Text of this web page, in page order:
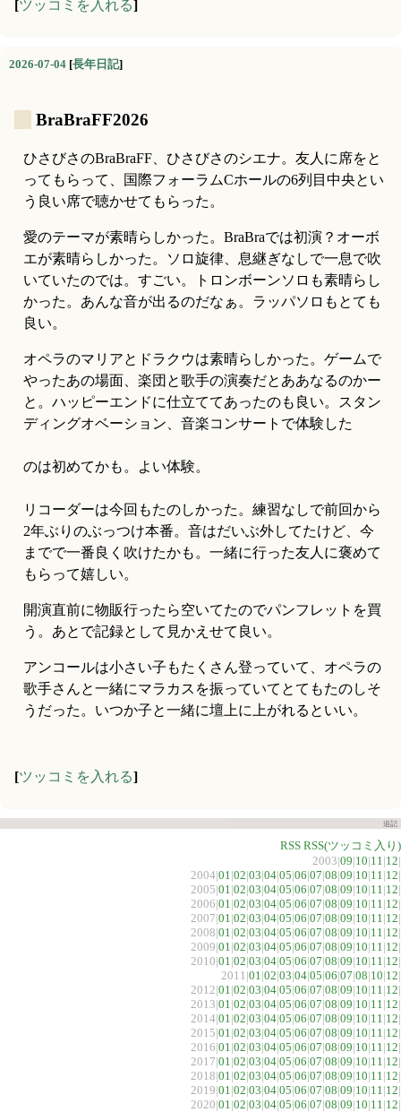
[ツッコミを入れる]
2026-07-04 [長年日記]
BraBraFF2026
ひさびさのBraBraFF、ひさびさのシエナ。友人に席をと
ってもらって、国際フォーラムCホールの6列目中央とい
う良い席で聴かせてもらった。
愛のテーマが素晴らしかった。BraBraでは初演？オーボ
エが素晴らしかった。ソロ旋律、息継ぎなしで一息で吹
いていたのでは。すごい。トロンボーンソロも素晴らし
かった。あんな音が出るのだなぁ。ラッパソロもとても
良い。
オペラのマリアとドラクウは素晴らしかった。ゲームで
やったあの場面、楽団と歌手の演奏だとああなるのかー
と。ハッピーエンドに仕立ててあったのも良い。スタン
ディングオベーション、音楽コンサートで体験した
のは初めてかも。よい体験。
リコーダーは今回もたのしかった。練習なしで前回から
2年ぶりのぶっつけ本番。音はだいぶ外してたけど、今
までで一番良く吹けたかも。一緒に行った友人に褒めて
もらって嬉しい。
開演直前に物販行ったら空いてたのでパンフレットを買
う。あとで記録として見かえせて良い。
アンコールは小さい子もたくさん登っていて、オペラの
歌手さんと一緒にマラカスを振っていてとてもたのしそ
うだった。いつか子と一緒に壇上に上がれるといい。
[ツッコミを入れる]
追記
RSS RSS(ツッコミ入り)
2003|09|10|11 |12|
2004|01 |02|03|04|05|06|07|08|09|10|11 |12|
2005|01 |02|03|04|05|06|07|08|09|10|11 |12|
2006|01 |02|03|04|05|06|07|08|09|10|11 |12|
2007|01 |02|03|04|05|06|07|08|09|10|11 |12|
2008|01 |02|03|04|05|06|07|08|09|10|11 |12|
2009|01 |02|03|04|05|06|07|08|09|10|11 |12|
2010|01 |02|03|04|05|06|07|08|09|10|11 |12|
2011|01 |02|03|04|05|06|07|08|10|12|
2012|01 |02|03|04|05|06|07|08|09|10|11 |12|
2013|01 |02|03|04|05|06|07|08|09|10|11 |12|
2014|01 |02|03|04|05|06|07|08|09|10|11 |12|
2015|01 |02|03|04|05|06|07|08|09|10|11 |12|
2016|01 |02|03|04|05|06|07|08|09|10|11 |12|
2017|01 |02|03|04|05|06|07|08|09|10|11 |12|
2018|01 |02|03|04|05|06|07|08|09|10|11 |12|
2019|01 |02|03|04|05|06|07|08|09|10|11 |12|
2020|01 |02|03|04|05|06|07|08|09|10|11 |12|